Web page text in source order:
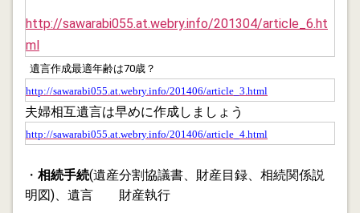
金融円滑化法最終年度第２クオーター
2012.07.25
悪徳商法被害に備える方法
2012.07.23
行政書士は企画力(戦略・戦術)が必要です。
2012.07.20
モラトリアム世代について考えてみました。
http://sawarabi055.at.webry.info/201304/article_6.ht
ml
遺言作成最適年齢は70歳？
http://sawarabi055.at.webry.info/201406/article_3.html
夫婦相互遺言は早めに作成しましょう
http://sawarabi055.at.webry.info/201406/article_4.html
・ 相続手続(遺産分割協議書、財産目録、相続関係説
明図)、遺言 財産執行